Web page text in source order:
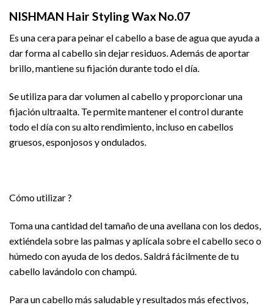
NISHMAN Hair Styling Wax No.07
Es una cera para peinar el cabello a base de agua que ayuda a
dar forma al cabello sin dejar residuos. Además de aportar
brillo, mantiene su fijación durante todo el día.
Se utiliza para dar volumen al cabello y proporcionar una
fijación ultraalta. Te permite mantener el control durante
todo el día con su alto rendimiento, incluso en cabellos
gruesos, esponjosos y ondulados.
Cómo utilizar ?
Toma una cantidad del tamaño de una avellana con los dedos,
extiéndela sobre las palmas y aplícala sobre el cabello seco o
húmedo con ayuda de los dedos. Saldrá fácilmente de tu
cabello lavándolo con champú.
Para un cabello más saludable y resultados más efectivos,